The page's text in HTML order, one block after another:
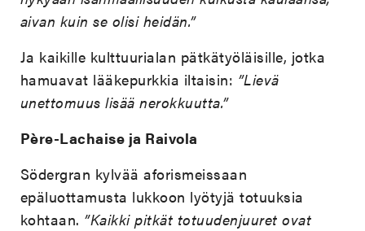
aivan kuin se olisi heidän.”
Ja kaikille kulttuurialan pätkätyöläisille, jotka
hamuavat lääkepurkkia iltaisin: ”Lievä
unettomuus lisää nerokkuutta.”
Père-Lachaise ja Raivola
Södergran kylvää aforismeissaan
epäluottamusta lukkoon lyötyjä totuuksia
kohtaan. ”Kaikki pitkät totuudenjuuret ovat